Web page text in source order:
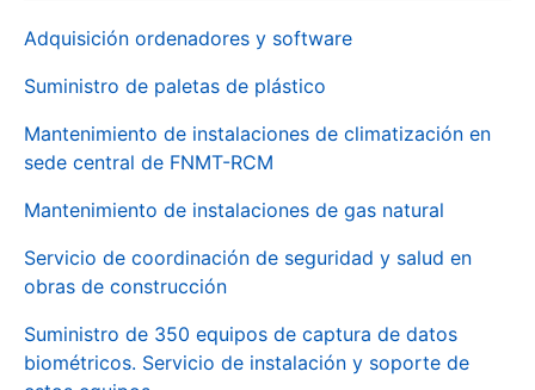
Adquisición ordenadores y software
Suministro de paletas de plástico
Mantenimiento de instalaciones de climatización en
sede central de FNMT-RCM
Mantenimiento de instalaciones de gas natural
Servicio de coordinación de seguridad y salud en
obras de construcción
Suministro de 350 equipos de captura de datos
biométricos. Servicio de instalación y soporte de